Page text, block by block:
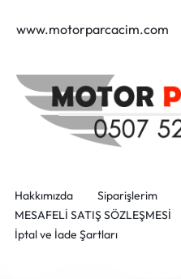
www.motorparcacim.com
Hakkımızda Siparişlerim
MESAFELİ SATIŞ SÖZLEŞMESİ
İptal ve İade Şartları